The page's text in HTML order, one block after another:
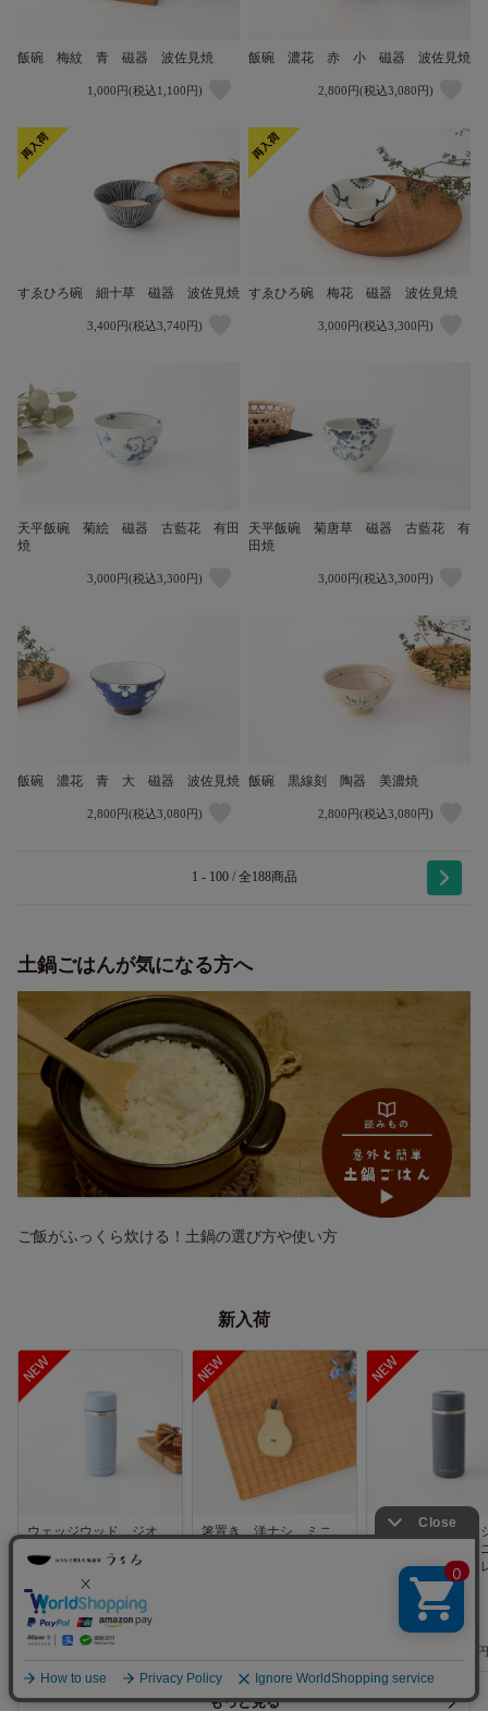
飯碗 梅紋 青 磁器 波佐見焼
1,000円(税込1,100円)
飯碗 濃花 赤 小 磁器 波佐見焼
2,800円(税込3,080円)
すゑひろ碗 細十草 磁器 波佐見焼
3,400円(税込3,740円)
すゑひろ碗 梅花 磁器 波佐見焼
3,000円(税込3,300円)
天平飯碗 菊絵 磁器 古藍花 有田
焼
3,000円(税込3,300円)
天平飯碗 菊唐草 磁器 古藍花 有
田焼
3,000円(税込3,300円)
飯碗 濃花 青 大 磁器 波佐見焼
2,800円(税込3,080円)
飯碗 黒線刻 陶器 美濃焼
2,800円(税込3,080円)
1 - 100 / 全188商品
土鍋ごはんが気になる方へ
ご飯がふっくら炊ける！土鍋の選び方や使い方
新入荷
ウェッジウッド ジオ
ルー ステンレス
WEDGWOOD
箸置き 洋ナシ ミニ
ウェッジウッ
サーモボトル
ャコール ステ
WEDGWOOD
6,000円(税込6,600
もっと見る